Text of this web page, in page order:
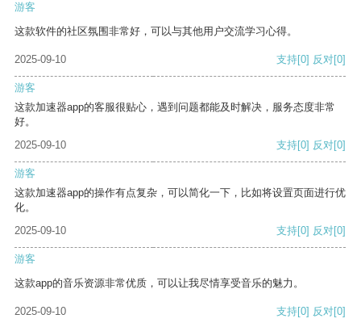
游客
这款软件的社区氛围非常好，可以与其他用户交流学习心得。
2025-09-10 支持[0] 反对[0]
游客
这款加速器app的客服很贴心，遇到问题都能及时解决，服务态度非常
好。
2025-09-10
支持[0] 反对[0]
游客
这款加速器app的操作有点复杂，可以简化一下，比如将设置页面进行优
化。
2025-09-10
支持[0] 反对[0]
游客
这款app的音乐资源非常优质，可以让我尽情享受音乐的魅力。
2025-09-10 支持[0] 反对[0]